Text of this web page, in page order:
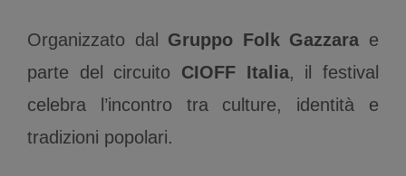
Organizzato dal Gruppo Folk Gazzara e
parte del circuito CIOFF Italia, il festival
celebra l’incontro tra culture, identità e
tradizioni popolari.